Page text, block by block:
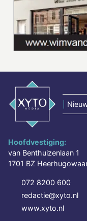
Hoofdvestiging:
van Benthuizenlaan 1
1701 BZ
072 8200 600
redactie@xyto.nl
www.xyto.nl